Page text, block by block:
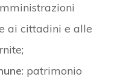
ai cittadini e alle
: patrimonio